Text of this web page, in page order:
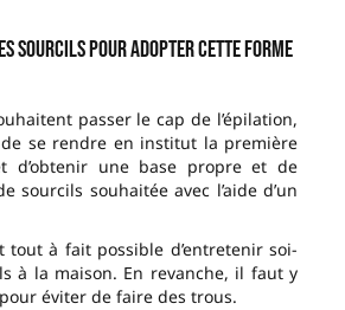
sourcils pour adopter cette forme
passer le cap de l’épilation,
se rendre en institut la première
d’obtenir une base propre et de
sourcils souhaitée avec l’aide d’un
tout à fait possible d’entretenir soi-
à la maison. En revanche, il faut y
éviter de faire des trous.